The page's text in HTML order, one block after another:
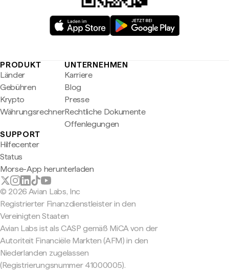
PRODUKT
Länder
Gebühren
Krypto
Währungsrechner
UNTERNEHMEN
Karriere
Blog
Presse
Rechtliche Dokumente
Offenlegungen
SUPPORT
Hilfecenter
Status
Morse-App herunterladen
© 2026 Avian Labs, Inc
Registrierter Finanzdienstleister in den
Vereinigten Staaten
Avian Labs ist als CASP gemäß MiCA von der
Autoriteit Financiële Markten (AFM) in den
Niederlanden zugelassen
(Registrierungsnummer 41000005).